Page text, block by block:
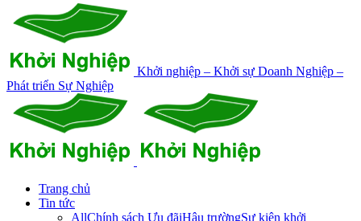
Khởi nghiệp – Khởi sự Doanh Nghiệp –
Phát triển Sự Nghiệp
Trang chủ
Tin tức
AllChính sách Ưu đãiHậu trườngSự kiện khởi